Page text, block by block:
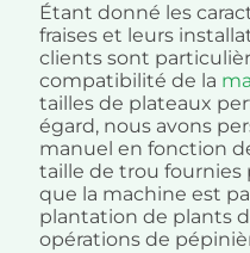
Étant donné les
fraises et leurs
clients sont
compatibilité de la
tailles de plateaux
égard, nous avons
manuel en fonction
taille de trou fournies
que la machine est
plantation de plants
opérations de